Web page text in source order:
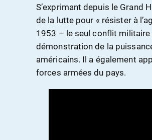
S’exprimant depuis le Grand
de la lutte pour « résister à
1953 – le seul conflit militaire
démonstration de la
américains. Il a également
forces armées du pays.